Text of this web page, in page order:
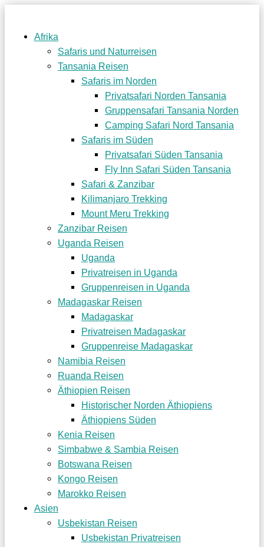
Afrika
Safaris und Naturreisen
Tansania Reisen
Safaris im Norden
Privatsafari Norden Tansania
Gruppensafari Tansania Norden
Camping Safari Nord Tansania
Safaris im Süden
Privatsafari Süden Tansania
Fly Inn Safari Süden Tansania
Safari & Zanzibar
Kilimanjaro Trekking
Mount Meru Trekking
Zanzibar Reisen
Uganda Reisen
Uganda
Privatreisen in Uganda
Gruppenreisen in Uganda
Madagaskar Reisen
Madagaskar
Privatreisen Madagaskar
Gruppenreise Madagaskar
Namibia Reisen
Ruanda Reisen
Äthiopien Reisen
Historischer Norden Äthiopiens
Äthiopiens Süden
Kenia Reisen
Simbabwe & Sambia Reisen
Botswana Reisen
Kongo Reisen
Marokko Reisen
Asien
Usbekistan Reisen
Usbekistan Privatreisen